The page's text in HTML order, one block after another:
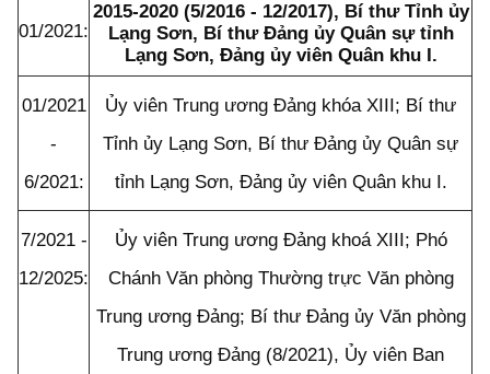
01/2021:
2015-2020 (5/2016 - 12/2017), Bí thư Tỉnh ủy
Lạng Sơn, Bí thư Đảng ủy Quân sự tỉnh
Lạng Sơn, Đảng ủy viên Quân khu I.
01/2021
-
6/2021:
Ủy viên Trung ương Đảng khóa XIII; Bí thư
Tỉnh ủy Lạng Sơn, Bí thư Đảng ủy Quân sự
tỉnh Lạng Sơn, Đảng ủy viên Quân khu I.
7/2021 -
12/2025:
Ủy viên Trung ương Đảng khoá XIII; Phó
Chánh Văn phòng Thường trực Văn phòng
Trung ương Đảng; Bí thư Đảng ủy Văn phòng
Trung ương Đảng (8/2021), Ủy viên Ban